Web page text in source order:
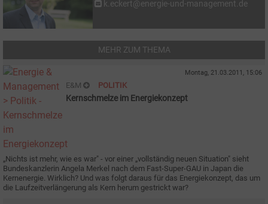
k.eckert@energie-und-management.de
MEHR ZUM THEMA
Montag, 21.03.2011, 15:06
E&M POLITIK
Kernschmelze im Energiekonzept
„Nichts ist mehr, wie es war" - vor einer „vollständig neuen Situation" sieht
Bundeskanzlerin Angela Merkel nach dem Fast-Super-GAU in Japan die
Kernenergie. Wirklich? Und was folgt daraus für das Energiekonzept, das um
die Laufzeitverlängerung als Kern herum gestrickt war?